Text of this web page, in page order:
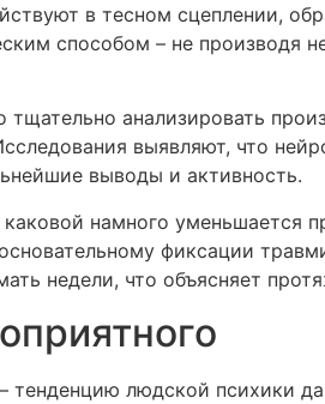
в тесном сцеплении,
способом – не производя
анализировать
выявляют, что
выводы и активность.
намного уменьшается
фиксации
недели, что объясняет
тенденцию людской психики